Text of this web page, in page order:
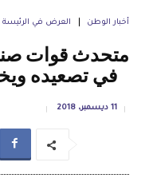
أخبار الوطن العرض في الرئيسة
متحدث قوات
في تصعيده
11 ديسمبر، 2018